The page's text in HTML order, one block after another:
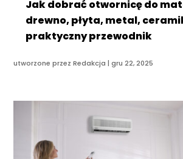
Jak dobrać otwornicę do
drewno, płyta, metal,
praktyczny przewodnik
utworzone przezRedakcja |gru 22, 2025